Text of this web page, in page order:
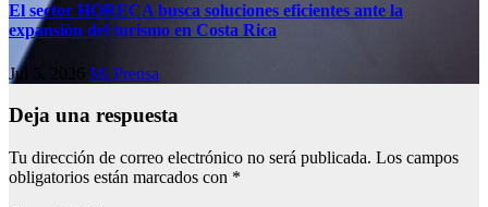
El sector HORECA busca soluciones eficientes ante la
expansión del turismo en Costa Rica
Jul 5, 2026 Mi Prensa
Deja una respuesta
Tu dirección de correo electrónico no será publicada. Los campos
obligatorios están marcados con *